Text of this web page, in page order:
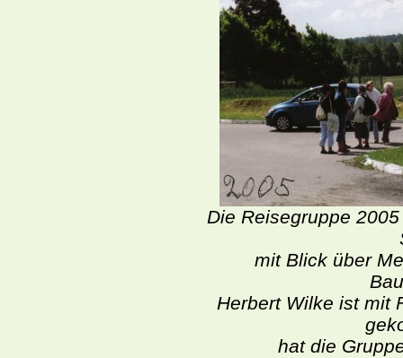
Die Reisegruppe
mit Blick über
Herbert Wilke ist mit
hat die